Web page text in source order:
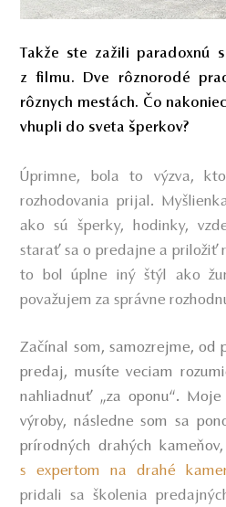
Takže ste zažili paradoxnú
z filmu. Dve rôznorodé
rôznych mestách. Čo
vhupli do sveta šperkov?
Úprimne, bola to výzva,
rozhodovania prijal.
ako sú šperky, hodinky,
starať sa o predajne a priložiť
to bol úplne iný štýl ako
považujem za správne
Začínal som, samozrejme, od
predaj, musíte veciam
nahliadnuť „za oponu“.
výroby, následne som sa
prírodných drahých
s expertom na drahé
pridali sa školenia